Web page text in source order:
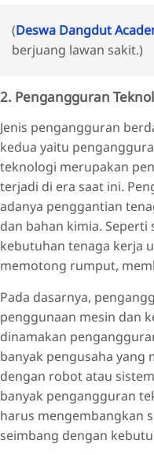
(Deswa Dangdut
berjuang lawan sakit.)
2. Pengangguran
Jenis pengangguran
kedua yaitu
teknologi merupakan
terjadi di era saat ini.
adanya penggantian
dan bahan kimia.
kebutuhan tenaga kerja
memotong rumput,
Pada dasarnya,
penggunaan mesin dan
dinamakan
banyak pengusaha yang
dengan robot atau
banyak pengangguran
harus mengembangkan
seimbang dengan